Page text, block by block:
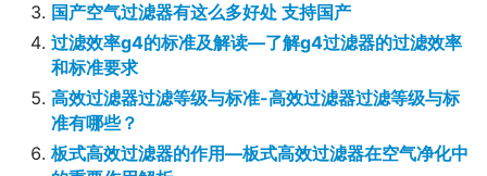
国产空气过滤器有这么多好处 支持国产
过滤效率g4的标准及解读—了解g4过滤器的过滤效率
和标准要求
高效过滤器过滤等级与标准-高效过滤器过滤等级与标
准有哪些？
板式高效过滤器的作用—板式高效过滤器在空气净化中